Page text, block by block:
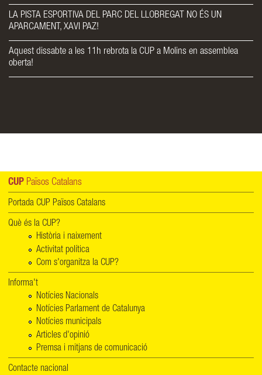
LA PISTA ESPORTIVA DEL PARC DEL LLOBREGAT NO ÉS UN
APARCAMENT, XAVI PAZ!
Aquest dissabte a les 11h rebrota la CUP a Molins en assemblea
oberta!
CUP Països Catalans
Portada CUP Països Catalans
Què és la CUP?
Història i naixement
Activitat política
Com s'organitza la CUP?
Informa't
Notícies Nacionals
Notícies Parlament de Catalunya
Notícies municipals
Articles d'opinió
Premsa i mitjans de comunicació
Contacte nacional